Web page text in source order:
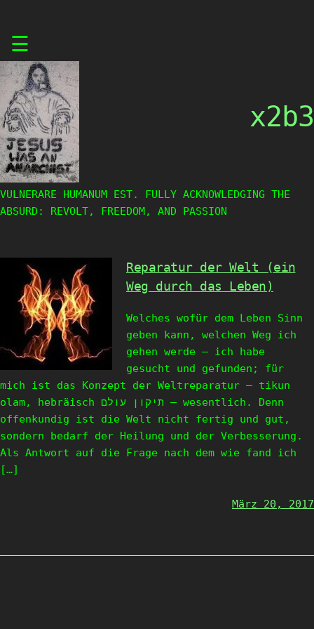
content
☰
x2b3
VULNERARE HUMANUM EST. FULLY ACKNOWLEDGING THE
ABSURD: REVOLT, FREEDOM, AND PASSION
Reparatur der Welt (ein
Weg durch das Leben)
Welches wofür dem Leben Sinn
geben kann, welchen Weg ich
gehen werde – ich habe
gesucht und gefunden; für
mich ist das Konzept der Weltreparatur – tikun
olam, hebräisch תיקון עולם – wesentlich. Denn
offenkundig ist die Welt nicht fertig und gut,
sondern bedarf der Heilung und der Verbesserung.
Als Antwort auf die Frage nach dem wie fand ich
[…]
März 20, 2017